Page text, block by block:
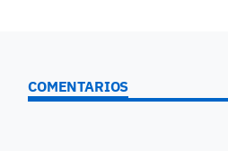
COMENTARIOS